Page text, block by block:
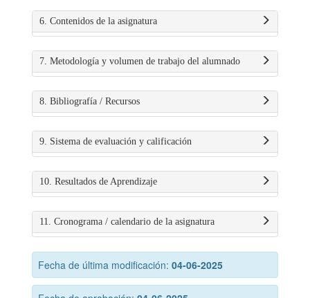
6. Contenidos de la asignatura
7. Metodología y volumen de trabajo del alumnado
8. Bibliografía / Recursos
9. Sistema de evaluación y calificación
10. Resultados de Aprendizaje
11. Cronograma / calendario de la asignatura
Fecha de última modificación: 04-06-2025